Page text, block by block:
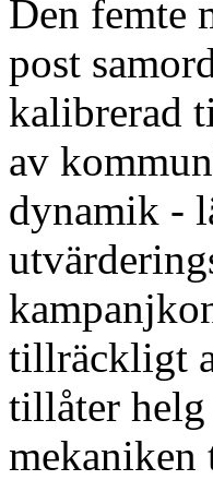
Den femte
post
kalibrerad
av
dynamik -
tillräckligt
tillåter helg